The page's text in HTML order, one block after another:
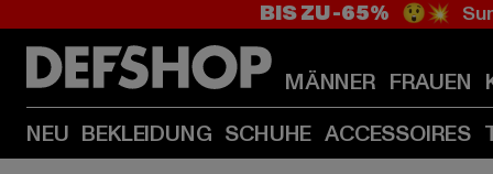
BIS ZU -65% 😲💥
MÄNNER FRAUEN
NEU BEKLEIDUNG SCHUHE ACCESSOIRES